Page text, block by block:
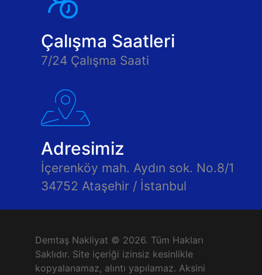
Çalışma Saatleri
7/24 Çalışma Saati
Adresimiz
İçerenköy mah. Aydın sok. No.8/1
34752 Ataşehir / İstanbul
Demtaş Nakliyat © 2026. Tüm Hakları
Saklıdır. Site içeriği izinsiz kesinlikle
kopyalanamaz, alıntı yapılamaz. Aksini